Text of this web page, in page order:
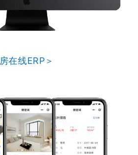
房在线ERP＞